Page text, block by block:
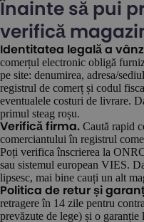
Înainte să pui
verifică
Identitatea legală a
comerțul electronic obligă
pe site: denumirea, adresa/
registrul de comerț și codul
eventualele costuri de livrare.
primul steag roșu.
Verifică firma. Caută rapid
comerciantului în registrul
Poți verifica înscrierea la
sau sistemul european VIES.
lipsesc, mai bine cauți un alt
Politica de retur și
retragere în 14 zile pentru
prevăzute de lege) și o